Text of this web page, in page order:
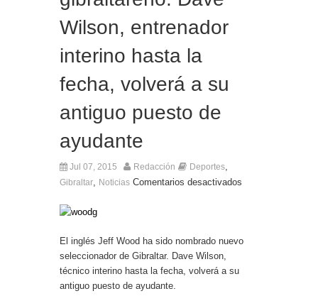
El Ministro Principal da la bienvenida a la nueva
Ministra británica para los Territorios de Ultramar
Wilson, entrenador
interino hasta la
fecha, volverá a su
antiguo puesto de
ayudante
Jul 07, 2015 Redacción Deportes,
Gibraltar, Noticias Comentarios desactivados
El inglés Jeff Wood ha sido nombrado nuevo
seleccionador de Gibraltar. Dave Wilson,
técnico interino hasta la fecha, volverá a su
antiguo puesto de ayudante.